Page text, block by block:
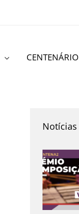
CENTENÁRIO
Notícias